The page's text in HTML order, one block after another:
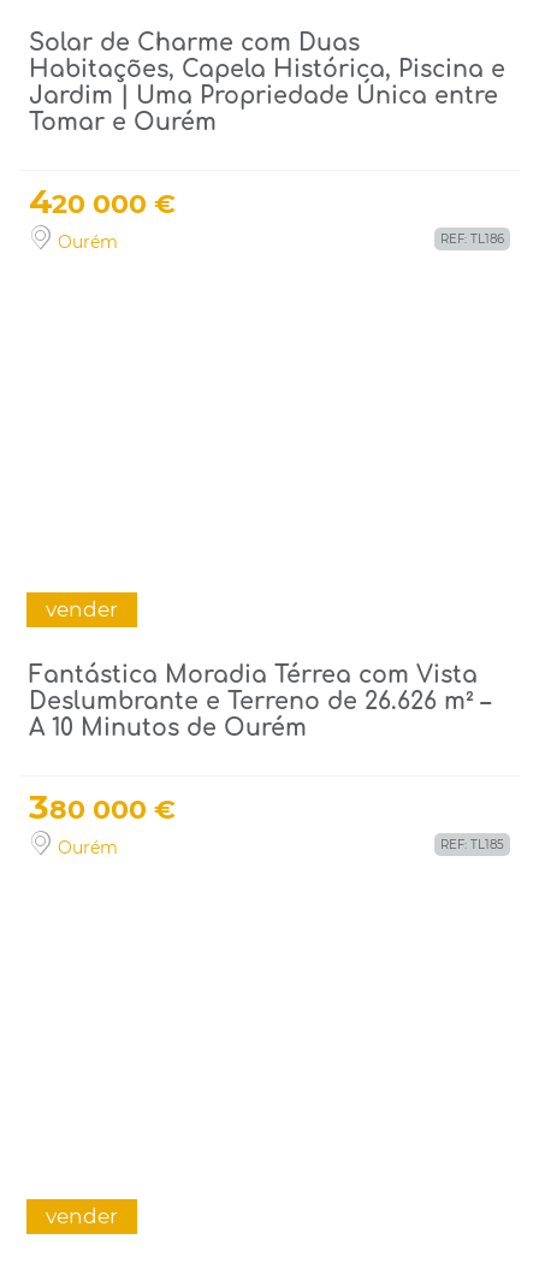
Solar de Charme com Duas
Habitações, Capela Histórica, Piscina e
Jardim | Uma Propriedade Única entre
Tomar e Ourém
420 000 €
Ourém REF: TL186
vender
Fantástica Moradia Térrea com Vista
Deslumbrante e Terreno de 26.626 m² –
A 10 Minutos de Ourém
380 000 €
Ourém REF: TL185
vender